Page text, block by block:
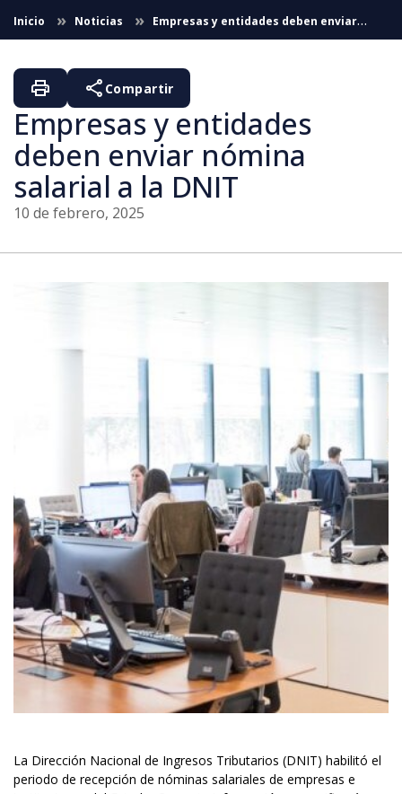
Saltar al contenido principal
Inicio Noticias
Empresas y entidades deben enviar
nómina salarial a la DNIT
Empresas y entidades
deben enviar nómina
salarial a la DNIT
10 de febrero, 2025
print share Compartir
La Dirección Nacional de Ingresos Tributarios (DNIT) habilitó el
periodo de recepción de nóminas salariales de empresas e